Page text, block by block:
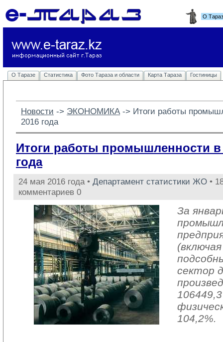
О
О Таразе Статистика Фото Тараза и области Карта Тараза Гостиницы
Новости -> ЭКОНОМИКА -> Итоги работы
2016 года
Итоги работы промышленности в
года
24 мая 2016 года • Департамент статистики ЖО •
комментариев 0
За
сектор
104,2%.